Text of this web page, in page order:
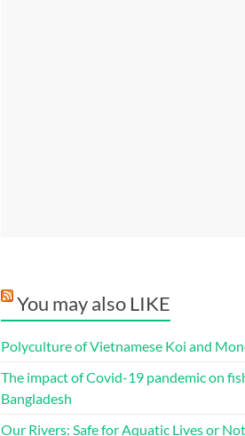
You may also LIKE
Polyculture of Vietnamese Koi and
The impact of Covid-19 pandemic on
Bangladesh
Our Rivers: Safe for Aquatic Lives or